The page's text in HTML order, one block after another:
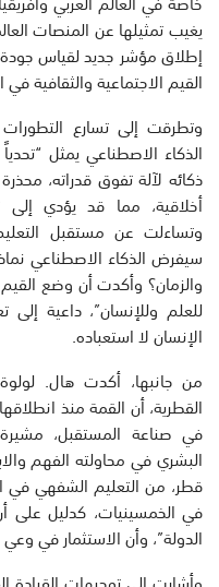
يغيب تمثيلها عن المنصات
إطلاق مؤشر جديد لقياس جودة
القيم الاجتماعية والثقافية في
وتطرقت إلى تسارع التطورات
الذكاء الاصطناعي يمثل
ذكائه لآلة تفوق قدراته،
أخلاقية، مما قد يؤدي إلى
وتساءلت عن مستقبل
سيفرض الذكاء الاصطناعي
والزمان؟ وأكدت أن وضع
للعلم وللإنسان”، داعية إلى
الإنسان لا استعباده.
من جانبها، أكدت هال. لولوة
القطرية، أن القمة منذ
في صناعة المستقبل،
البشري في محاولته الفهم
قطر، من التعليم الشفهي في
في الخمسينيات، كدليل على
الدولة”، وأن الاستثمار في